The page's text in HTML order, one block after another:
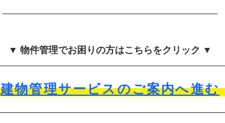
▼ 物件管理でお困りの方はこちらをクリック ▼
建物管理サービスのご案内へ進む